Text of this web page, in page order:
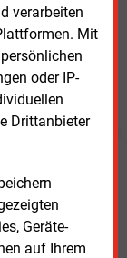
verarbeiten
Mit
oder IP-
Drittanbieter
Geräte-
auf Ihrem
15.06.2023, 10:35
bei Gasunie
bei dem
hat die Bilanz für
nun komplett